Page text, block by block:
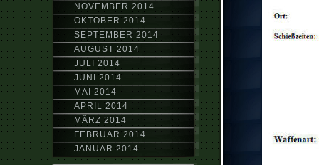
NOVEMBER 2014
OKTOBER 2014
SEPTEMBER 2014
AUGUST 2014
JULI 2014
JUNI 2014
MAI 2014
APRIL 2014
MÄRZ 2014
FEBRUAR 2014
JANUAR 2014